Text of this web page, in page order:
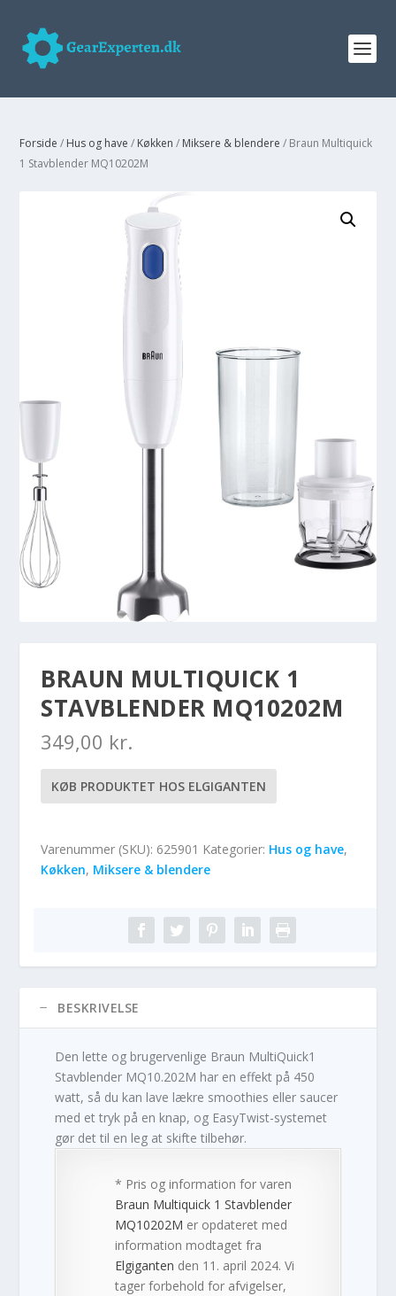
Forside / Hus og have / Køkken / Miksere & blendere / Braun Multiquick
1 Stavblender MQ10202M
BRAUN MULTIQUICK 1
STAVBLENDER MQ10202M
349,00 kr.
KØB PRODUKTET HOS ELGIGANTEN
Varenummer (SKU): 625901 Kategorier: Hus og have,
Køkken, Miksere & blendere
BESKRIVELSE
Den lette og brugervenlige Braun MultiQuick1
Stavblender MQ10.202M har en effekt på 450
watt, så du kan lave lækre smoothies eller saucer
med et tryk på en knap, og EasyTwist-systemet
gør det til en leg at skifte tilbehør.
* Pris og information for varen
Braun Multiquick 1 Stavblender
MQ10202M er opdateret med
information modtaget fra
Elgiganten den 11. april 2024. Vi
tager forbehold for afvigelser,